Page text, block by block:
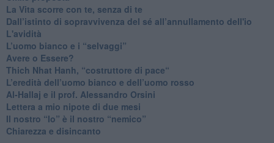
​La Vita scorre con te, senza di te
​Dall’istinto di sopravvivenza del sé all’annullamento dell'io
L'avidità
​L’uomo bianco e i “selvaggi”
​Avere o Essere?
​Thich Nhat Hanh, “costruttore di pace“
​L’eredità dell’uomo bianco e dell’uomo rosso
Al-Hallaj e il prof. Alessandro Orsini
​Lettera a mio nipote di due mesi
​Il nostro “Io” è il nostro “nemico”
​Chiarezza e disincanto